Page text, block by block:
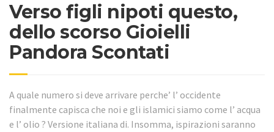
Verso figli nipoti questo,
dello scorso Gioielli
Pandora Scontati
A quale numero si deve arrivare perche’ l’ occidente
finalmente capisca che noi e gli islamici siamo come l’ acqua
e l’ olio ? Versione italiana di. Insomma, ispirazioni saranno